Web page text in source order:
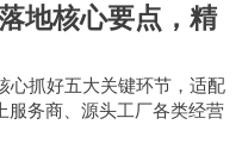
地核心要点，精
心抓好五大关键环节，适配
服务商、源头工厂各类经营